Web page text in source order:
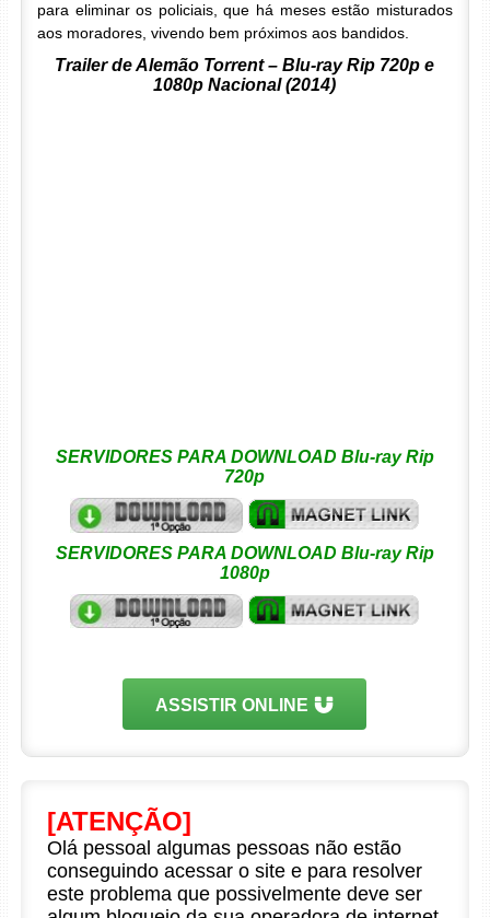
para eliminar os policiais, que há meses estão misturados
aos moradores, vivendo bem próximos aos bandidos.
Trailer de Alemão Torrent – Blu-ray Rip 720p e
1080p Nacional (2014)
SERVIDORES PARA DOWNLOAD Blu-ray Rip
720p
SERVIDORES PARA DOWNLOAD Blu-ray Rip
1080p
ASSISTIR ONLINE
[ATENÇÃO]
Olá pessoal algumas pessoas não estão
conseguindo acessar o site e para resolver
este problema que possivelmente deve ser